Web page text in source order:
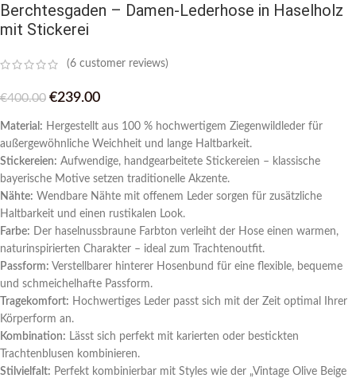
Berchtesgaden – Damen-Lederhose in Haselholz
mit Stickerei
(6 customer reviews)
€400.00 €239.00
Material: Hergestellt aus 100 % hochwertigem Ziegenwildleder für
außergewöhnliche Weichheit und lange Haltbarkeit.
Stickereien: Aufwendige, handgearbeitete Stickereien – klassische
bayerische Motive setzen traditionelle Akzente.
Nähte: Wendbare Nähte mit offenem Leder sorgen für zusätzliche
Haltbarkeit und einen rustikalen Look.
Farbe: Der haselnussbraune Farbton verleiht der Hose einen warmen,
naturinspirierten Charakter – ideal zum Trachtenoutfit.
Passform: Verstellbarer hinterer Hosenbund für eine flexible, bequeme
und schmeichelhafte Passform.
Tragekomfort: Hochwertiges Leder passt sich mit der Zeit optimal Ihrer
Körperform an.
Kombination: Lässt sich perfekt mit karierten oder bestickten
Trachtenblusen kombinieren.
Stilvielfalt: Perfekt kombinierbar mit Styles wie der „Vintage Olive Beige